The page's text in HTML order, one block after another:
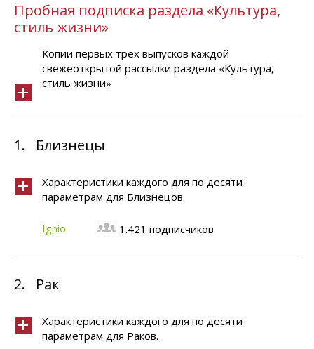
Пробная подписка раздела «Культура,
стиль жизни»
Копии первых трех выпусков каждой
свежеоткрытой рассылки раздела «Культура,
стиль жизни»
1. Близнецы
Характеристики каждого для по десяти
параметрам для Близнецов.
Ignio 1.421 подписчиков
2. Рак
Характеристики каждого для по десяти
параметрам для Раков.